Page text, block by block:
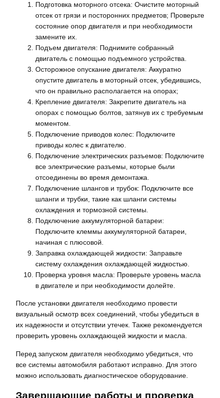
Подготовка моторного отсека: Очистите моторный
отсек от грязи и посторонних предметов; Проверьте
состояние опор двигателя и при необходимости
замените их.
Подъем двигателя: Поднимите собранный
двигатель с помощью подъемного устройства.
Осторожное опускание двигателя: Аккуратно
опустите двигатель в моторный отсек, убедившись,
что он правильно располагается на опорах;
Крепление двигателя: Закрепите двигатель на
опорах с помощью болтов, затянув их с требуемым
моментом.
Подключение приводов колес: Подключите
приводы колес к двигателю.
Подключение электрических разъемов: Подключите
все электрические разъемы, которые были
отсоединены во время демонтажа.
Подключение шлангов и трубок: Подключите все
шланги и трубки, такие как шланги системы
охлаждения и тормозной системы.
Подключение аккумуляторной батареи:
Подключите клеммы аккумуляторной батареи,
начиная с плюсовой.
Заправка охлаждающей жидкости: Заправьте
систему охлаждения охлаждающей жидкостью.
Проверка уровня масла: Проверьте уровень масла
в двигателе и при необходимости долейте.
После установки двигателя необходимо провести
визуальный осмотр всех соединений, чтобы убедиться в
их надежности и отсутствии утечек. Также рекомендуется
проверить уровень охлаждающей жидкости и масла.
Перед запуском двигателя необходимо убедиться, что
все системы автомобиля работают исправно. Для этого
можно использовать диагностическое оборудование.
Завершающие работы и проверка